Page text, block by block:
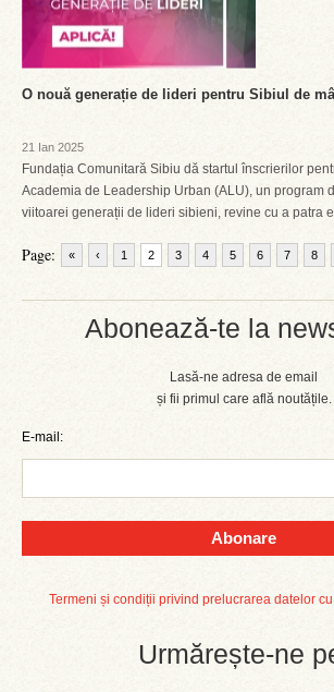
Abonează-te la
Lasă-ne adresa de email
și fii primul care află noutățile.
E-mail:
Abonare
Termeni și condiții privind prelucrarea datelor
Urmărește-ne
O nouă generație de lideri pentru Sibiul de
21 Ian 2025
Fundația Comunitară Sibiu dă startul înscrierilor
Academia de Leadership Urban (ALU), un program
viitoarei generații de lideri sibieni, revine cu a patra
Page: « ‹ 1 2 3 4 5 6 7 8